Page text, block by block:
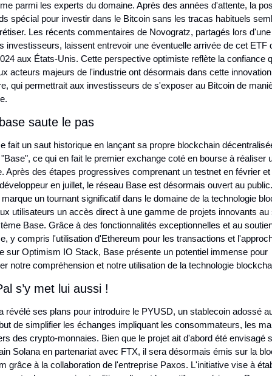
parmi les experts du domaine. Après des années d'attente, la
spécial pour investir dans le Bitcoin sans les tracas habituels
Les récents commentaires de Novogratz, partagés lors
investisseurs, laissent entrevoir une éventuelle arrivée de cet ETF
aux États-Unis. Cette perspective optimiste reflète la confiance
acteurs majeurs de l'industrie ont désormais dans cette innovation
qui permettrait aux investisseurs de s'exposer au Bitcoin de
saute le pas
fait un saut historique en lançant sa propre blockchain
ce qui en fait le premier exchange coté en bourse à réaliser
Après des étapes progressives comprenant un testnet en février et
en juillet, le réseau Base est désormais ouvert au
un tournant significatif dans le domaine de la technologie
utilisateurs un accès direct à une gamme de projets innovants au
Base. Grâce à des fonctionnalités exceptionnelles et au
y compris l'utilisation d'Ethereum pour les transactions et
sur Optimism IO Stack, Base présente un potentiel immense pour
notre compréhension et notre utilisation de la technologie
s’y met lui aussi !
révélé ses plans pour introduire le PYUSD, un stablecoin adossé
de simplifier les échanges impliquant les consommateurs, les
des crypto-monnaies. Bien que le projet ait d'abord été envisagé
Solana en partenariat avec FTX, il sera désormais émis sur la
grâce à la collaboration de l'entreprise Paxos. L'initiative vise à